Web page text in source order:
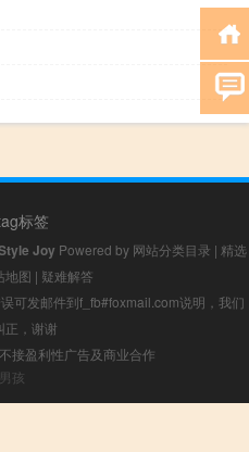
标签
Joy Powered by 网站分类目录 | 精选
地图 | 疑难解答
可发邮件到f_fb#foxmail.com说明，我们
正，谢谢
接盈利性广告及商业合作
孩